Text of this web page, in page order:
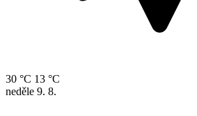
30 °C 13 °C
neděle 9. 8.